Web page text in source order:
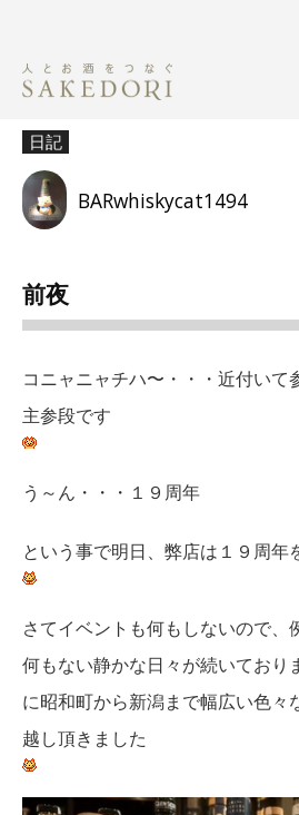
日記
BARwhiskycat1494
前夜
コニャニャチハ〜・・・近付いて
主参段です
う～ん・・・１９周年
という事で明日、弊店は１９周年
さてイベントも何もしないので、
何もない静かな日々が続いており
に昭和町から新潟まで幅広い色々
越し頂きました